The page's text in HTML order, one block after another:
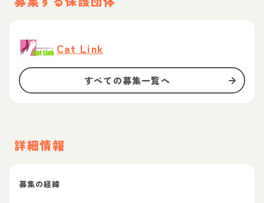
Cat Link
すべての募集一覧へ
詳細情報
募集の経緯